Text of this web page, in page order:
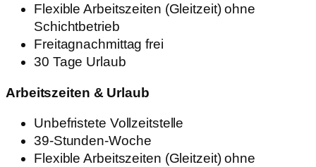
Flexible Arbeitszeiten (Gleitzeit) ohne
Schichtbetrieb
Freitagnachmittag frei
30 Tage Urlaub
Arbeitszeiten & Urlaub
Unbefristete Vollzeitstelle
39-Stunden-Woche
Flexible Arbeitszeiten (Gleitzeit) ohne